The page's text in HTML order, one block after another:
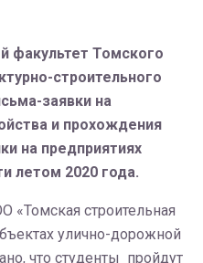
факультет Томского
строительного
заявки на
и прохождения
на предприятиях
летом 2020 года.
«Томская строительная
улично-дорожной
что студенты пройдут